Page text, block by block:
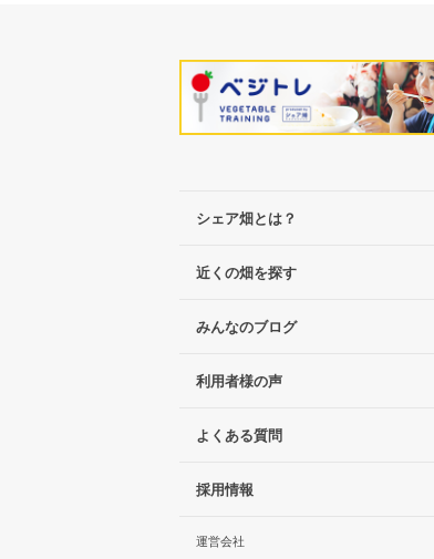
シェア畑とは？
近くの畑を探す
みんなのブログ
利用者様の声
よくある質問
採用情報
運営会社